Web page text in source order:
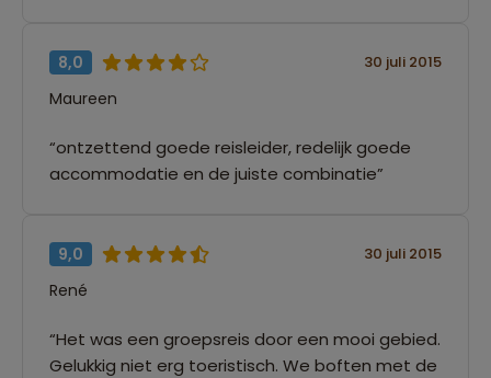
8,0 30 juli 2015
Maureen
“ontzettend goede reisleider, redelijk goede
accommodatie en de juiste combinatie”
9,0 30 juli 2015
René
“Het was een groepsreis door een mooi gebied.
Gelukkig niet erg toeristisch. We boften met de